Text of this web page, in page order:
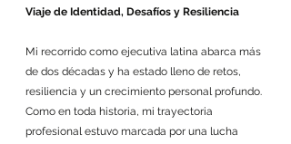
Viaje de Identidad, Desafíos y Resiliencia
Mi recorrido como ejecutiva latina abarca más
de dos décadas y ha estado lleno de retos,
resiliencia y un crecimiento personal profundo.
Como en toda historia, mi trayectoria
profesional estuvo marcada por una lucha